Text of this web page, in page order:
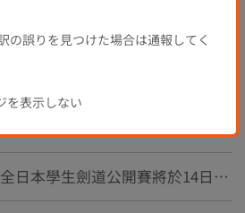
八段錦標賽
1,400人齊聚杜之都，全日本學生劍道公開賽將於14日開幕
の誤りを見つけた場合は通報してく
を表示しない